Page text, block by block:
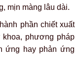
mịn màng lâu dài.
phần chiết xuất
phương pháp
ứng hay phản ứng